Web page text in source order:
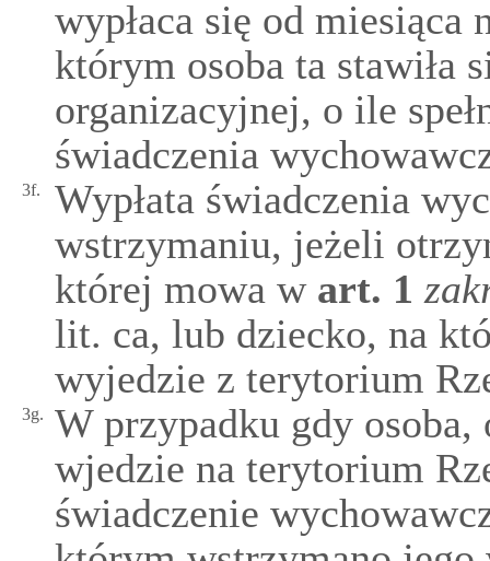
wypłaca się od miesiąca
którym osoba ta stawiła
organizacyjnej, o ile
świadczenia
3f.
Wypłata świadczenia
wstrzymaniu, jeżeli
której mowa wart. 1
lit. ca, lub dziecko, na
wyjedzie z terytorium
3g.
W przypadku gdy
wjedzie na terytorium
świadczenie